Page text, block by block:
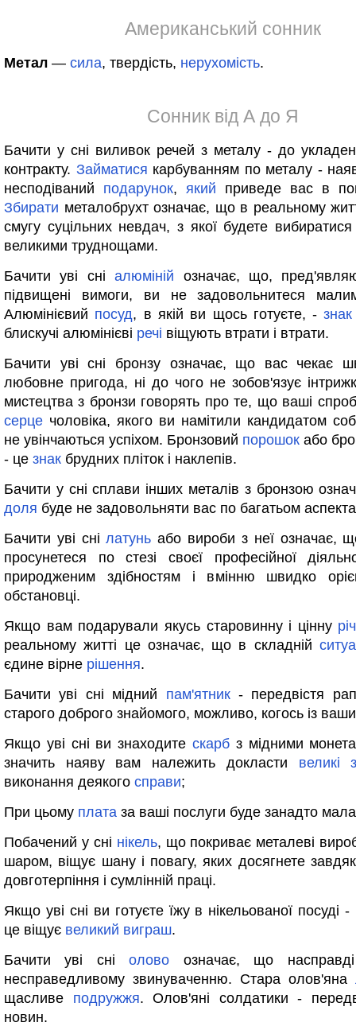
Американський сонник
Метал — сила, твердість, нерухомість.
Сонник від А до Я
Бачити у сні виливок речей з металу - до
контракту. Займатися карбуванням по металу -
несподіваний подарунок, який приведе вас в
Збирати металобрухт означає, що в реальному
смугу суцільних невдач, з якої будете вибиратися
великими труднощами.
Бачити уві сніалюміній означає, що,
підвищені вимоги, ви не задовольнитеся
Алюмінієвий посуд, в якій ви щось готуєте, -знак
блискучі алюмінієві речі віщують втрати і втрати.
Бачити уві сні бронзу означає, що вас чекає
любовне пригода, ні до чого не зобов'язує
мистецтва з бронзи говорять про те, що ваші
серце чоловіка, якого ви намітили кандидатом
не увінчаються успіхом. Бронзовий порошок або
- це знак брудних пліток і наклепів.
Бачити у сні сплави інших металів з бронзою
доля буде не задовольняти вас по багатьом
Бачити уві снілатунь або вироби з неї означає,
просунетеся по стезі своєї професійної
природженим здібностям і вмінню швидко
обстановці.
Якщо вам подарували якусь старовинну і цінну річ
реальному житті це означає, що в складній
єдине вірне рішення.
Бачити уві сні мідний пам'ятник- передвістя
старого доброго знайомого, можливо, когось із
Якщо уві сні ви знаходите скарб з мідними
значить наяву вам належить докласти великі
виконання деякого справи;
При цьому плата за ваші послуги буде занадто
Побачений у сні нікель, що покриває металеві
шаром, віщує шану і повагу, яких досягнете
довготерпіння і сумлінній праці.
Якщо уві сні ви готуєте їжу в нікельованої посуді -
це віщує великий виграш.
Бачити уві сніолово означає, що насправді
несправедливому звинуваченню. Стара олов'яна
щасливе подружжя. Олов'яні солдатики -
новин.